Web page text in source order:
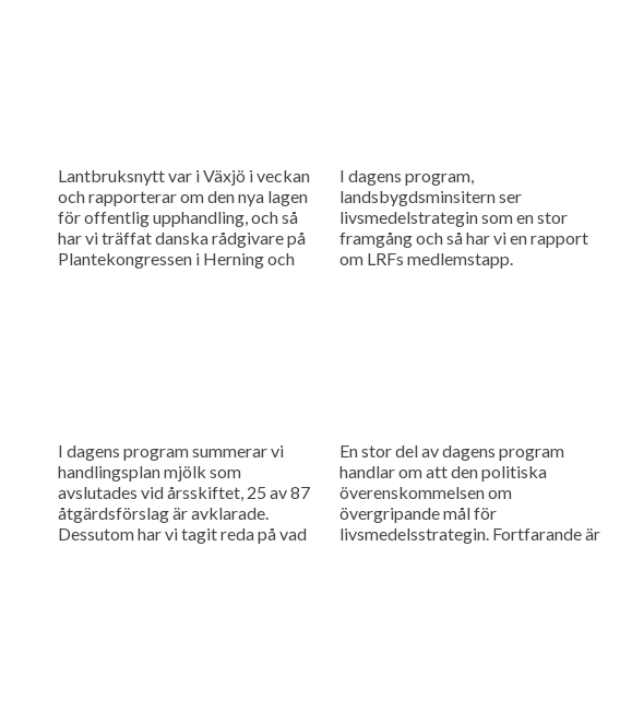
Lantbruksnytt var i Växjö i veckan
och rapporterar om den nya lagen
för offentlig upphandling, och så
har vi träffat danska rådgivare på
Plantekongressen i Herning och
I dagens program,
landsbygdsminsitern ser
livsmedelstrategin som en stor
framgång och så har vi en rapport
om LRFs medlemstapp.
I dagens program summerar vi
handlingsplan mjölk som
avslutades vid årsskiftet, 25 av 87
åtgärdsförslag är avklarade.
Dessutom har vi tagit reda på vad
En stor del av dagens program
handlar om att den politiska
överenskommelsen om
övergripande mål för
livsmedelsstrategin. Fortfarande är